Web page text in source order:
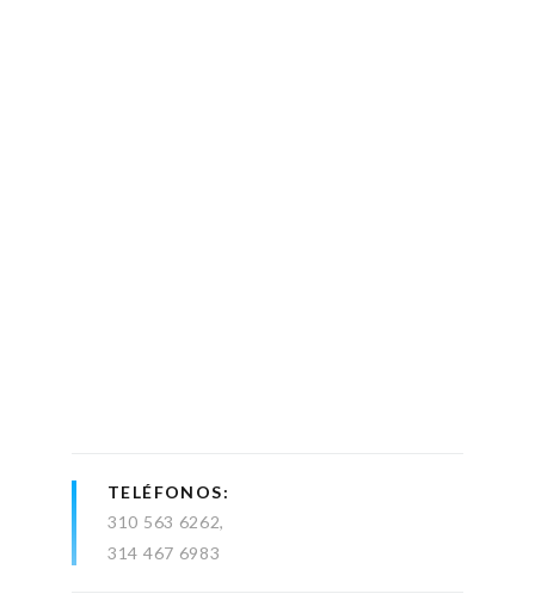
TELÉFONOS
310 563 6262
314 467 6983